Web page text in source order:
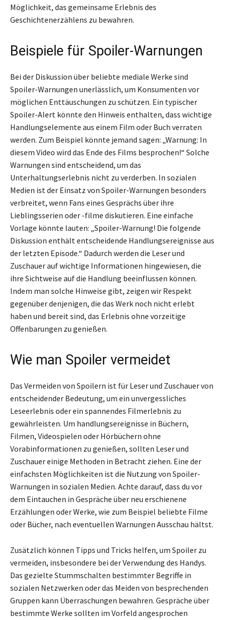
Möglichkeit, das gemeinsame Erlebnis des
Geschichtenerzählens zu bewahren.
Beispiele für Spoiler-Warnungen
Bei der Diskussion über beliebte mediale Werke sind
Spoiler-Warnungen unerlässlich, um Konsumenten vor
möglichen Enttäuschungen zu schützen. Ein typischer
Spoiler-Alert könnte den Hinweis enthalten, dass wichtige
Handlungselemente aus einem Film oder Buch verraten
werden. Zum Beispiel könnte jemand sagen: „Warnung: In
diesem Video wird das Ende des Films besprochen!“ Solche
Warnungen sind entscheidend, um das
Unterhaltungserlebnis nicht zu verderben. In sozialen
Medien ist der Einsatz von Spoiler-Warnungen besonders
verbreitet, wenn Fans eines Gesprächs über ihre
Lieblingsserien oder -filme diskutieren. Eine einfache
Vorlage könnte lauten: „Spoiler-Warnung! Die folgende
Diskussion enthält entscheidende Handlungsereignisse aus
der letzten Episode.“ Dadurch werden die Leser und
Zuschauer auf wichtige Informationen hingewiesen, die
ihre Sichtweise auf die Handlung beeinflussen können.
Indem man solche Hinweise gibt, zeigen wir Respekt
gegenüber denjenigen, die das Werk noch nicht erlebt
haben und bereit sind, das Erlebnis ohne vorzeitige
Offenbarungen zu genießen.
Wie man Spoiler vermeidet
Das Vermeiden von Spoilern ist für Leser und Zuschauer von
entscheidender Bedeutung, um ein unvergessliches
Leseerlebnis oder ein spannendes Filmerlebnis zu
gewährleisten. Um handlungsereignisse in Büchern,
Filmen, Videospielen oder Hörbüchern ohne
Vorabinformationen zu genießen, sollten Leser und
Zuschauer einige Methoden in Betracht ziehen. Eine der
einfachsten Möglichkeiten ist die Nutzung von Spoiler-
Warnungen in sozialen Medien. Achte darauf, dass du vor
dem Eintauchen in Gespräche über neu erschienene
Erzählungen oder Werke, wie zum Beispiel beliebte Filme
oder Bücher, nach eventuellen Warnungen Ausschau hältst.
Zusätzlich können Tipps und Tricks helfen, um Spoiler zu
vermeiden, insbesondere bei der Verwendung des Handys.
Das gezielte Stummschalten bestimmter Begriffe in
sozialen Netzwerken oder das Meiden von besprechenden
Gruppen kann Überraschungen bewahren. Gespräche über
bestimmte Werke sollten im Vorfeld angesprochen